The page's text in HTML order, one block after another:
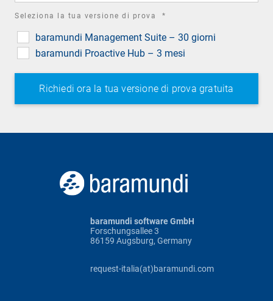
Seleziona la tua versione di prova *
baramundi Management Suite – 30 giorni
baramundi Proactive Hub – 3 mesi
baramundi software GmbH
Forschungsallee 3
86159 Augsburg, Germany
request-italia(at)baramundi.com